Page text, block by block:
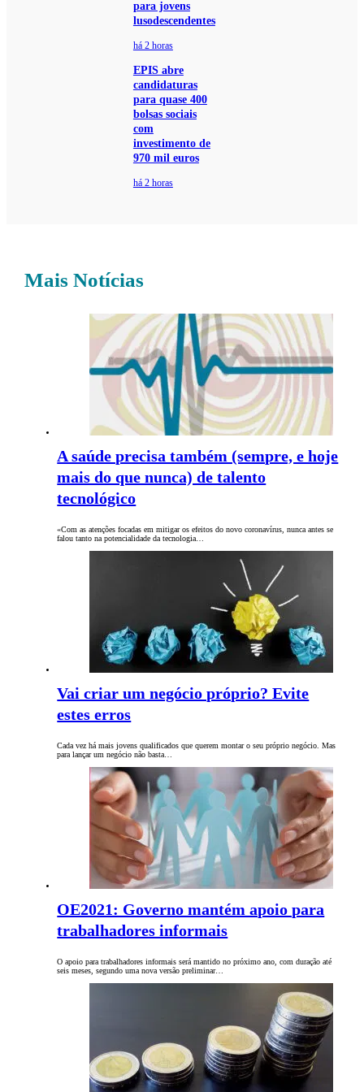
para jovens
lusodescendentes
há 2 horas
EPIS abre
candidaturas
para quase 400
bolsas sociais
com
investimento de
970 mil euros
há 2 horas
Mais Notícias
A saúde precisa também (sempre, e hoje
mais do que nunca) de talento
tecnológico
«Com as atenções focadas em mitigar os efeitos do novo coronavírus, nunca antes se
falou tanto na potencialidade da tecnologia…
Vai criar um negócio próprio? Evite
estes erros
Cada vez há mais jovens qualificados que querem montar o seu próprio negócio. Mas
para lançar um negócio não basta…
OE2021: Governo mantém apoio para
trabalhadores informais
O apoio para trabalhadores informais será mantido no próximo ano, com duração até
seis meses, segundo uma nova versão preliminar…